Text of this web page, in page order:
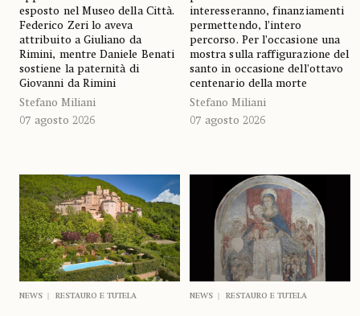
esposto nel Museo della Città.
Federico Zeri lo aveva
attribuito a Giuliano da
Rimini, mentre Daniele Benati
sostiene la paternità di
Giovanni da Rimini
Stefano Miliani
07 agosto 2026
interesseranno, finanziamenti
permettendo, l’intero
percorso. Per l’occasione una
mostra sulla raffigurazione del
santo in occasione dell’ottavo
centenario della morte
Stefano Miliani
07 agosto 2026
NEWS RESTAURO E TUTELA NEWS RESTAURO E TUTELA